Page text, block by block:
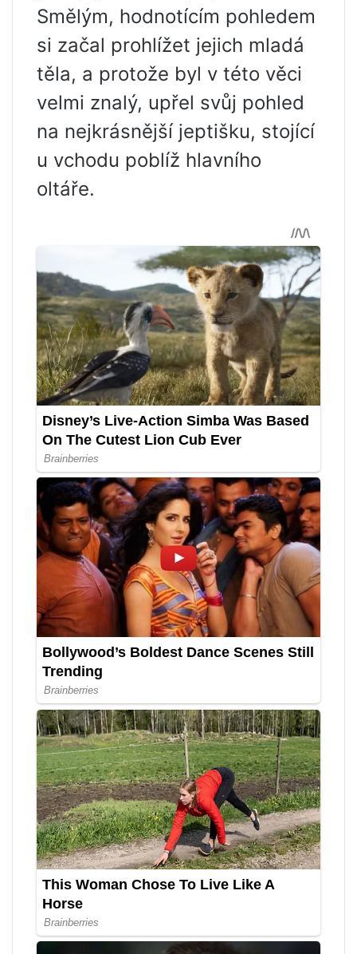
Smělým, hodnotícím pohledem
si začal prohlížet jejich mladá
těla, a protože byl v této věci
velmi znalý, upřel svůj pohled
na nejkrásnější jeptišku, stojící
u vchodu poblíž hlavního
oltáře.